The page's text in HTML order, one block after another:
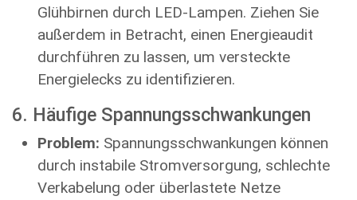
Glühbirnen durch LED-Lampen. Ziehen Sie
außerdem in Betracht, einen Energieaudit
durchführen zu lassen, um versteckte
Energielecks zu identifizieren.
6. Häufige Spannungsschwankungen
Problem: Spannungsschwankungen können
durch instabile Stromversorgung, schlechte
Verkabelung oder überlastete Netze